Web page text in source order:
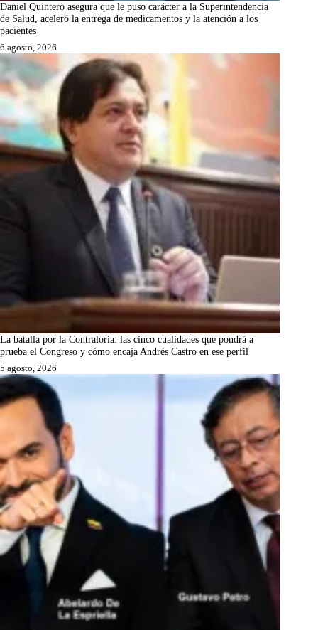
Daniel Quintero asegura que le puso carácter a la Superintendencia
de Salud, aceleró la entrega de medicamentos y la atención a los
pacientes
6 agosto, 2026
La batalla por la Contraloría: las cinco cualidades que pondrá a
prueba el Congreso y cómo encaja Andrés Castro en ese perfil
5 agosto, 2026